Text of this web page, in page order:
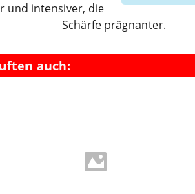
und intensiver, die
Schärfe prägnanter.
auch: